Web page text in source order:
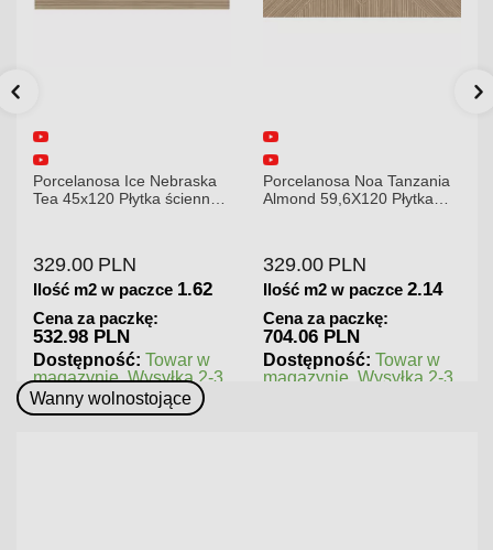
Porcelanosa Noa Tanzania
Almond 59,6X120 Płytka
329.00 PLN
Ilość m2 w paczce 2.14
Cena za paczkę:
704.06 PLN
Dostępność: Towar w
magazynie. Wysyłka 2-3
dni.
Porcelanosa Karachi Grey
120x120x8,5mm płytka
379.00 PLN
Ilość m2 w paczce 1.44
Cena za paczkę:
545.76 PLN
Dostępność: Towar w
magazynie. Wysyłka 2-3
Wanny wolnostojące